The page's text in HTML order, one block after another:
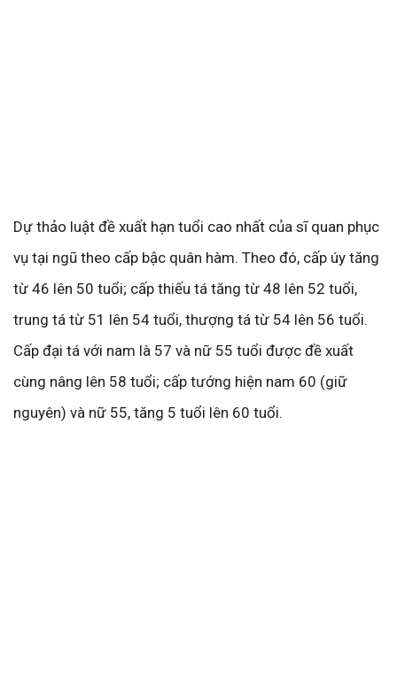
Dự thảo luật đề xuất hạn tuổi cao nhất của sĩ quan phục
vụ tại ngũ theo cấp bậc quân hàm. Theo đó, cấp úy tăng
từ 46 lên 50 tuổi; cấp thiếu tá tăng từ 48 lên 52 tuổi,
trung tá từ 51 lên 54 tuổi, thượng tá từ 54 lên 56 tuổi.
Cấp đại tá với nam là 57 và nữ 55 tuổi được đề xuất
cùng nâng lên 58 tuổi; cấp tướng hiện nam 60 (giữ
nguyên) và nữ 55, tăng 5 tuổi lên 60 tuổi.